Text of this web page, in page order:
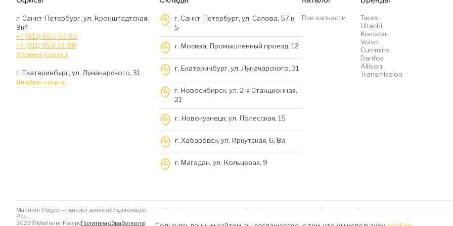
г. Санкт-Петербург, ул. Кронштадтская,
9к4
+7 (812) 665-51-65
+7 (911) 953-10-98
info@mr-corp.ru
г. Екатеринбург, ул. Луначарского, 31
tma@mr-corp.ru
г. Санкт-Петербург, ул. Салова, 57 к.
5
г. Москва, Промышленный проезд, 12
г. Екатеринбург, ул. Луначарского, 31
г. Новосибирск, ул. 2-я Станционная,
21
г. Новокузнецк, ул. Полесская, 15
г. Хабаровск, ул. Иркутская, 6, 8a
г. Магадан, ул. Кольцевая, 9
Все запчасти
Terex
Hitachi
Komatsu
Volvo
Cummins
Danfos
Allison
Transmission
Майнинг Ресурс — каталог запчастей для спецтехники. Вся информация на данном сайте несёт исключительно информационный характер и ни при каких
РФ.
2023 © Майнинг РесурсПолитика обработки персональных данныхФайлы Cookies